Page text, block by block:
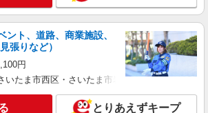
ント、道路、商業施設、
張りなど）
円
いたま市西区・さいたま市岩槻区・久喜市・蓮田
とりあえずキープ